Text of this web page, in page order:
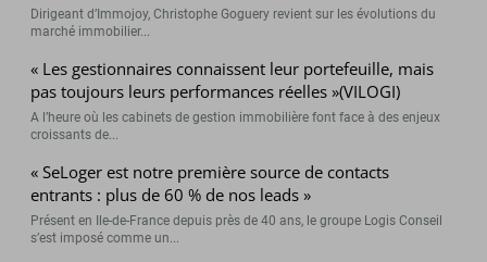
Dirigeant d’Immojoy, Christophe Goguery revient sur les évolutions du
marché immobilier...
« Les gestionnaires connaissent leur portefeuille, mais
pas toujours leurs performances réelles »(VILOGI)
A l’heure où les cabinets de gestion immobilière font face à des enjeux
croissants de...
« SeLoger est notre première source de contacts
entrants : plus de 60 % de nos leads »
Présent en Ile-de-France depuis près de 40 ans, le groupe Logis Conseil
s’est imposé comme un...